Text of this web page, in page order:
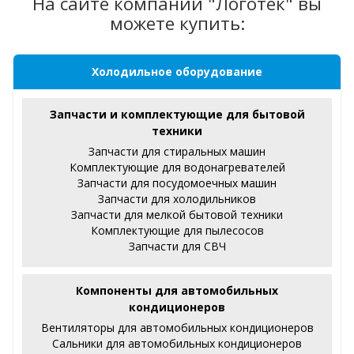
можете купить:
Холодильное оборудование
Запчасти и комплектующие для бытовой
техники
Запчасти для стиральных машин
Комплектующие для водонагревателей
Запчасти для посудомоечных машин
Запчасти для холодильников
Запчасти для мелкой бытовой техники
Комплектующие для пылесосов
Запчасти для СВЧ
Компоненты для автомобильных
кондиционеров
Вентиляторы для автомобильных кондиционеров
Сальники для автомобильных кондиционеров